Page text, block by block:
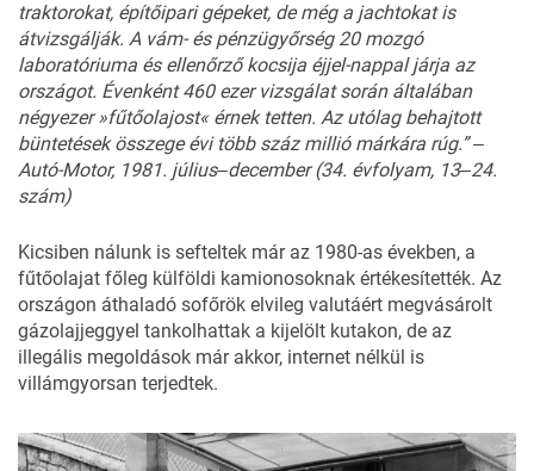
traktorokat, építőipari gépeket, de még a jachtokat is
átvizsgálják. A vám- és pénzügyőrség 20 mozgó
laboratóriuma és ellenőrző kocsija éjjel-nappal járja az
országot. Évenként 460 ezer vizsgálat során általában
négyezer »fűtőolajost« érnek tetten. Az utólag behajtott
büntetések összege évi több száz millió márkára rúg.” ‒
Autó-Motor, 1981. július‒december (34. évfolyam, 13‒24.
szám)
Kicsiben nálunk is sefteltek már az 1980-as években, a
fűtőolajat főleg külföldi kamionosoknak értékesítették. Az
országon áthaladó sofőrök elvileg valutáért megvásárolt
gázolajjeggyel tankolhattak a kijelölt kutakon, de az
illegális megoldások már akkor, internet nélkül is
villámgyorsan terjedtek.